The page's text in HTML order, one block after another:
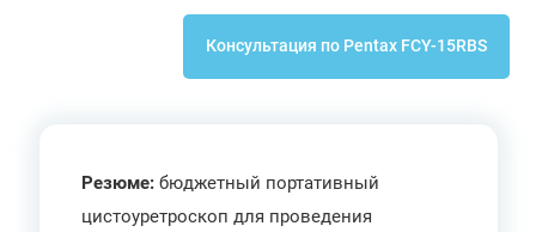
Консультация по Pentax FCY-15RBS
Резюме:бюджетный портативный
цистоуретроскоп для проведения